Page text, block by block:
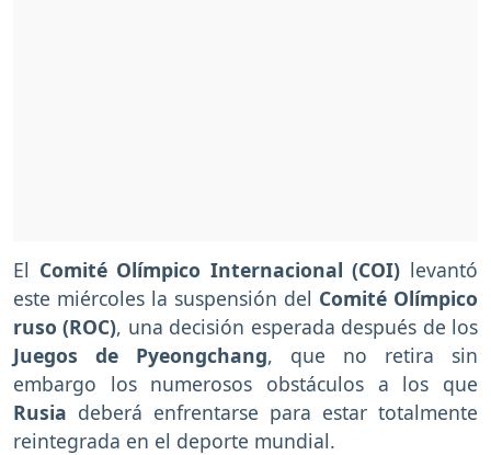
El Comité Olímpico Internacional (COI) levantó
este miércoles la suspensión del Comité Olímpico
ruso (ROC), una decisión esperada después de los
Juegos de Pyeongchang, que no retira sin
embargo los numerosos obstáculos a los que
Rusia deberá enfrentarse para estar totalmente
reintegrada en el deporte mundial.